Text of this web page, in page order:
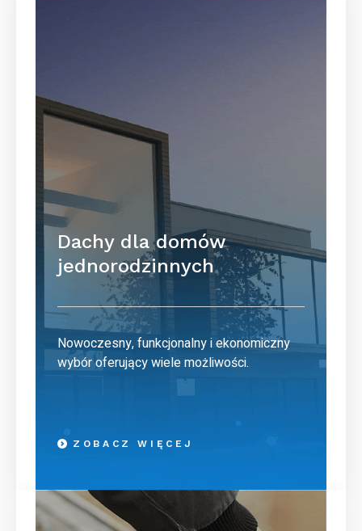
Dachy dla domów
jednorodzinnych
Nowoczesny, funkcjonalny i ekonomiczny
wybór oferujący wiele możliwości.
ZOBACZ WIĘCEJ